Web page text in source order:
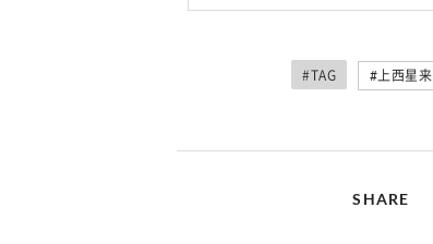
#TAG 上西星来
SHARE
“憧れワンピ”を着るきっかけに♡ おしゃ